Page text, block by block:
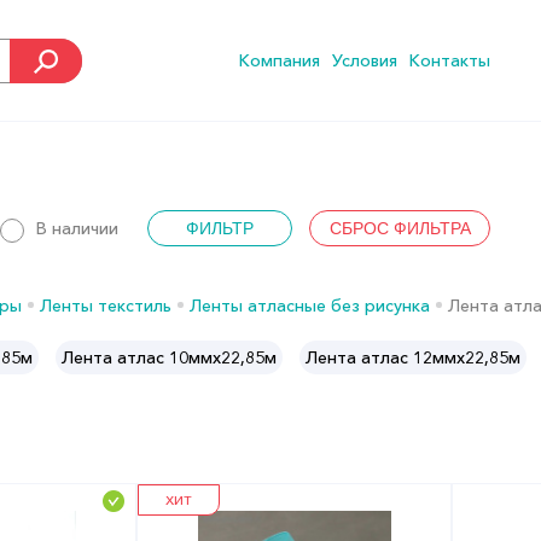
Компания Условия Контакты
В наличии
Ленты текстиль Ленты атласные без рисунка Лента
Лента атлас 10ммх22,85м Лента атлас 12ммх22,85м
ХИТ